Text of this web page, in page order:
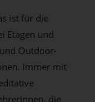
ist für die
Etagen und
Outdoor-
Immer mit
die